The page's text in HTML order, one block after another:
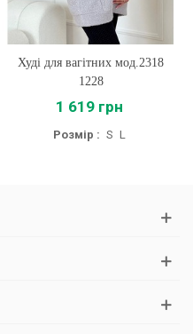
Худі для вагітних мод.2318
1228
1 619 грн
Розмір : S L